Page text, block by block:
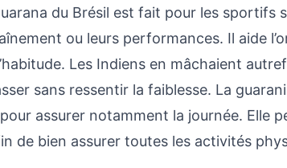
du Brésil est fait pour les sportifs
ou leurs performances. Il aide
Les Indiens en mâchaient
sans ressentir la faiblesse. La
assurer notamment la journée. Elle
de bien assurer toutes les activités